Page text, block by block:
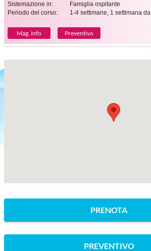
Sistemazione in:
Famiglia ospitante
Periodo del corso:
1-4 settimane, 1 settimana da
Mag. info Preventivo
PRENOTA
PREVENTIVO